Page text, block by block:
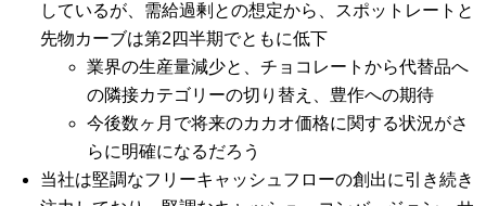
しているが、需給過剰との想定から、スポットレートと
先物カーブは第2四半期でともに低下
業界の生産量減少と、チョコレートから代替品へ
の隣接カテゴリーの切り替え、豊作への期待
今後数ヶ月で将来のカカオ価格に関する状況がさ
らに明確になるだろう
当社は堅調なフリーキャッシュフローの創出に引き続き